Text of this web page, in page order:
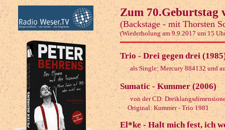
Zum 70.Geburtstag
(Backstage - mit Thorsten
(Wiederholung am 9.9.2017 um 15
Trio - Drei gegen drei
als Single: Mercury 884132 und
Sumatic - Kummer (2006)
von der CD:
Original: Kummer - Trio 1981
El*ke - Halt mich fest, ich